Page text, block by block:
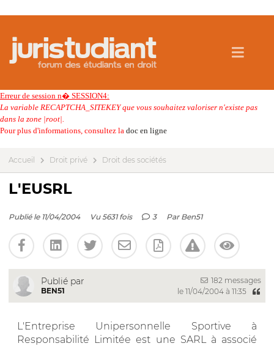
Erreur de session n� SESSION4:
La variable RECAPTCHA_SITEKEY que vous souhaitez valoriser n'existe pas
dans la zone |root|.
Pour plus d'informations, consultez la doc en ligne
Accueil Droit privé Droit des sociétés
L'EUSRL
Publié le 11/04/2004 Vu 5631 fois 3 Par Ben51
Publié par
BEN51
182 messages
le 11/04/2004 à 11:35
L'Entreprise Unipersonnelle Sportive à
Responsabilité Limitée est une SARL à associé